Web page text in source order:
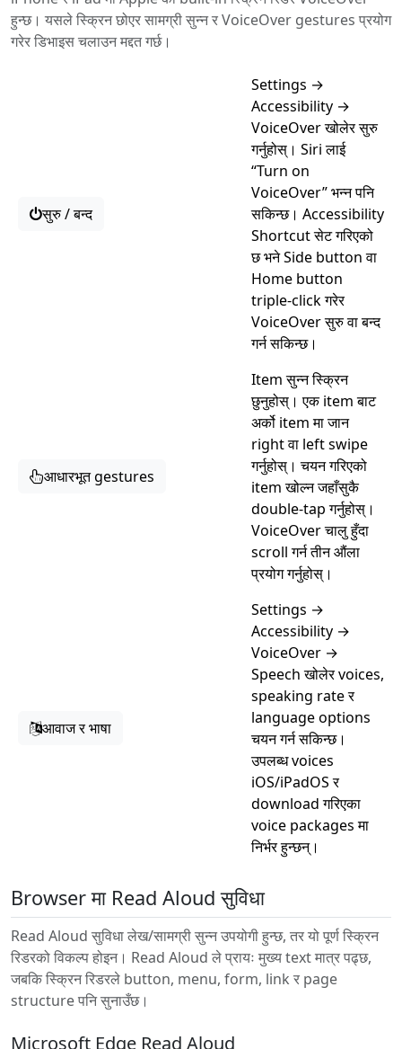
हुन्छ। यसले स्क्रिन छोएर सामग्री सुन्न र VoiceOver gestures प्रयोग
गरेर डिभाइस चलाउन मद्दत गर्छ।
सुरु / बन्द
Settings →
Accessibility →
VoiceOver खोलेर सुरु
गर्नुहोस्। Siri लाई
“Turn on
VoiceOver” भन्न पनि
सकिन्छ। Accessibility
Shortcut सेट गरिएको
छ भने Side button वा
Home button
triple-click गरेर
VoiceOver सुरु वा बन्द
गर्न सकिन्छ।
आधारभूत gestures
Item सुन्न स्क्रिन
छुनुहोस्। एक item बाट
अर्को item मा जान
right वा left swipe
गर्नुहोस्। चयन गरिएको
item खोल्न जहाँसुकै
double-tap गर्नुहोस्।
VoiceOver चालु हुँदा
scroll गर्न तीन औंला
प्रयोग गर्नुहोस्।
आवाज र भाषा
Settings →
Accessibility →
VoiceOver →
Speech खोलेर voices,
speaking rate र
language options
चयन गर्न सकिन्छ।
उपलब्ध voices
iOS/iPadOS र
download गरिएका
voice packages मा
निर्भर हुन्छन्।
Browser मा Read Aloud सुविधा
Read Aloud सुविधा लेख/सामग्री सुन्न उपयोगी हुन्छ, तर यो पूर्ण स्क्रिन
रिडरको विकल्प होइन। Read Aloud ले प्रायः मुख्य text मात्र पढ्छ,
जबकि स्क्रिन रिडरले button, menu, form, link र page
structure पनि सुनाउँछ।
Microsoft Edge Read Aloud